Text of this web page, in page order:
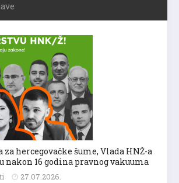
hercegovačke šume, Vlada HNŽ-a
nakon 16 godina pravnog vakuuma
27.07.2026.